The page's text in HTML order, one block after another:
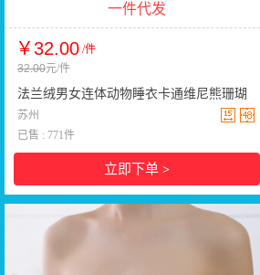
一件代发
￥32.00 /件
32.00元/件
法兰绒男女连体动物睡衣卡通维尼熊珊瑚
秋冬季长袖如厕版外贸加工
苏州
已售 : 771件
立即下单 >